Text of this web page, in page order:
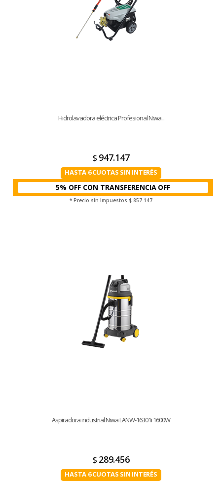
Hidrolavadora eléctrica Profesional Niwa...
$ 947.147
HASTA 6 CUOTAS SIN INTERÉS
5% OFF CON TRANSFERENCIA
* Precio sin Impuestos $ 857.147
Aspiradora industrial Niwa LANW-16301i 1600W
$ 289.456
HASTA 6 CUOTAS SIN INTERÉS